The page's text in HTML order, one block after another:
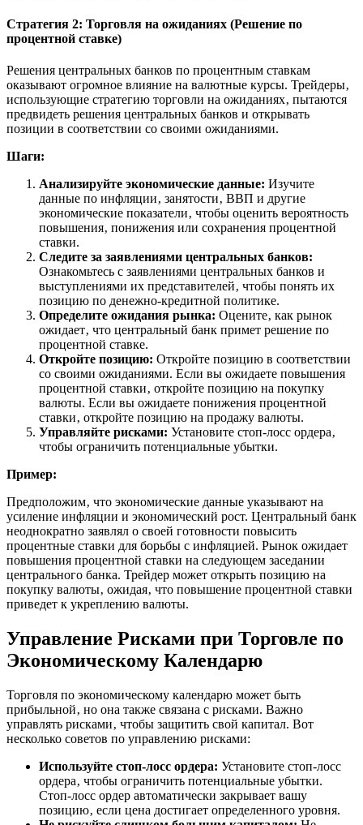
Стратегия 2: Торговля на ожиданиях (Решение по
процентной ставке)
Решения центральных банков по процентным ставкам
оказывают огромное влияние на валютные курсы. Трейдеры‚
использующие стратегию торговли на ожиданиях‚ пытаются
предвидеть решения центральных банков и открывать
позиции в соответствии со своими ожиданиями.
Шаги:
Анализируйте экономические данные: Изучите
данные по инфляции‚ занятости‚ ВВП и другие
экономические показатели‚ чтобы оценить вероятность
повышения‚ понижения или сохранения процентной
ставки.
Следите за заявлениями центральных банков:
Ознакомьтесь с заявлениями центральных банков и
выступлениями их представителей‚ чтобы понять их
позицию по денежно-кредитной политике.
Определите ожидания рынка: Оцените‚ как рынок
ожидает‚ что центральный банк примет решение по
процентной ставке.
Откройте позицию: Откройте позицию в соответствии
со своими ожиданиями. Если вы ожидаете повышения
процентной ставки‚ откройте позицию на покупку
валюты. Если вы ожидаете понижения процентной
ставки‚ откройте позицию на продажу валюты.
Управляйте рисками: Установите стоп-лосс ордера‚
чтобы ограничить потенциальные убытки.
Пример:
Предположим‚ что экономические данные указывают на
усиление инфляции и экономический рост. Центральный банк
неоднократно заявлял о своей готовности повысить
процентные ставки для борьбы с инфляцией. Рынок ожидает
повышения процентной ставки на следующем заседании
центрального банка. Трейдер может открыть позицию на
покупку валюты‚ ожидая‚ что повышение процентной ставки
приведет к укреплению валюты.
Управление Рисками при Торговле по
Экономическому Календарю
Торговля по экономическому календарю может быть
прибыльной‚ но она также связана с рисками. Важно
управлять рисками‚ чтобы защитить свой капитал. Вот
несколько советов по управлению рисками:
Используйте стоп-лосс ордера: Установите стоп-лосс
ордера‚ чтобы ограничить потенциальные убытки.
Стоп-лосс ордер автоматически закрывает вашу
позицию‚ если цена достигает определенного уровня.